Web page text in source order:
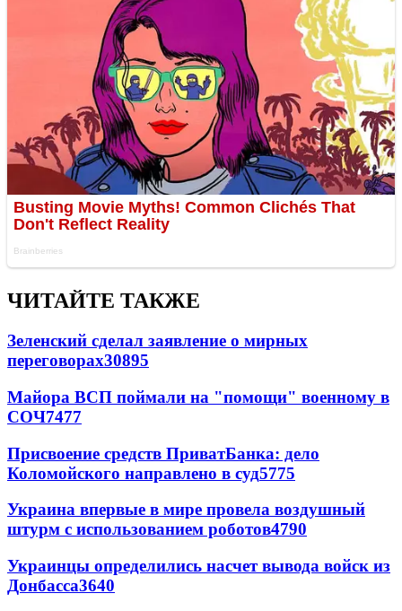
ЧИТАЙТЕ ТАКЖЕ
Зеленский сделал заявление о мирных
переговорах30895
Майора ВСП поймали на "помощи" военному в
СОЧ7477
Присвоение средств ПриватБанка: дело
Коломойского направлено в суд5775
Украина впервые в мире провела воздушный
штурм с использованием роботов4790
Украинцы определились насчет вывода войск из
Донбасса3640